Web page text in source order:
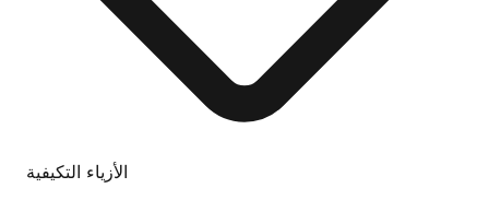
الأزياء التكيفية